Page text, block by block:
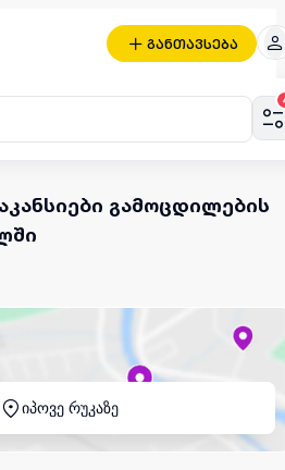
განთავსება
გამოცდილების
იპოვე რუკაზე